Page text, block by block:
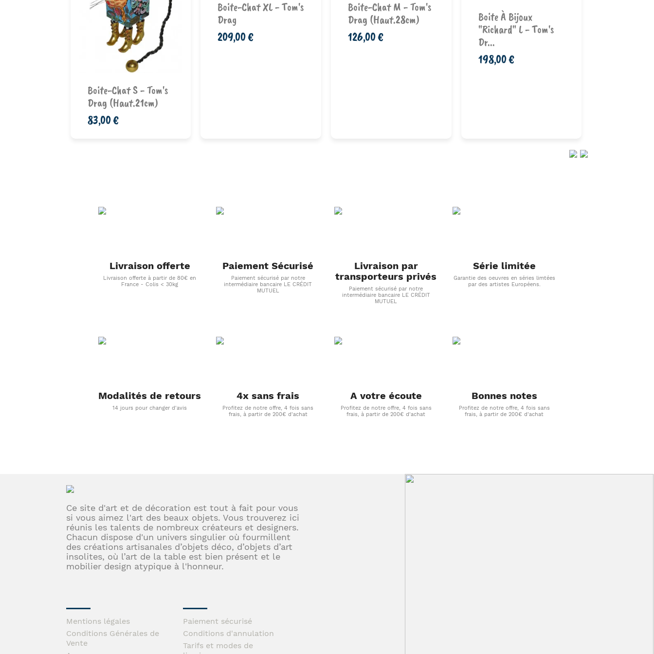
Boite-Chat S - Tom's
Drag (haut.21cm)
83,00 €
panier
Boite-Chat XL - Tom's
Drag
209,00 €
Boite-Chat M - Tom's
Drag (haut.28cm)
126,00 €
Boite À Bijoux
"Richard" L - Tom's
Dr...
198,00 €
Livraison offerte
Livraison offerte à partir de 80€ en
France - Colis < 30kg
Paiement Sécurisé
Paiement sécurisé par notre
intermédiaire bancaire LE CRÉDIT
MUTUEL
Livraison par
transporteurs privés
Paiement sécurisé par notre
intermédiaire bancaire LE CRÉDIT
MUTUEL
Série limitée
Garantie des oeuvres en séries limtées
par des artistes Européens.
Modalités de retours
14 jours pour changer d'avis
4x sans frais
Profitez de notre offre, 4 fois sans
frais, à partir de 200€ d'achat
A votre écoute
Profitez de notre offre, 4 fois sans
frais, à partir de 200€ d'achat
Bonnes notes
Profitez de notre offre, 4 fois sans
frais, à partir de 200€ d'achat
Ce site d'art et de décoration est tout à fait pour vous
si vous aimez l'art des beaux objets. Vous trouverez ici
réunis les talents de nombreux créateurs et designers.
Chacun dispose d'un univers singulier où fourmillent
des créations artisanales d’objets déco, d’objets d’art
insolites, où l’art de la table est bien présent et le
mobilier design atypique à l'honneur.
Mentions légales
Conditions Générales de
Vente
Paiement sécurisé
Conditions d'annulation
Tarifs et modes de